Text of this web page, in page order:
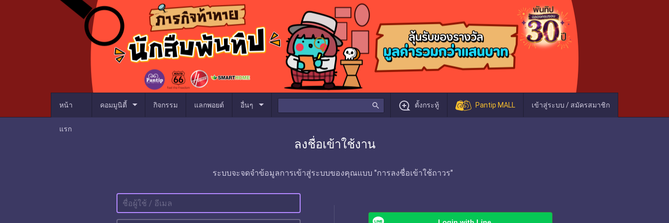
หน้า
แรก
คอมมูนิตี้ arrow_drop_down กิจกรรม แลกพอยต์ อื่นๆ arrow_drop_down search ตั้งกระทู้ Pantip MALL เข้าสู่ระบบ / สมัครสมาชิก
ลงชื่อเข้าใช้งาน
ระบบจะจดจำข้อมูลการเข้าสู่ระบบของคุณแบบ "การลงชื่อเข้าใช้ถาวร"